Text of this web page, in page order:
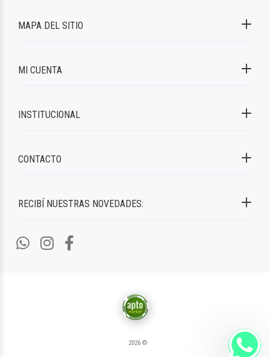
RECIBÍ NUESTRAS NOVEDADES:
MAPA DEL SITIO
MI CUENTA
INSTITUCIONAL
CONTACTO
2026 ©